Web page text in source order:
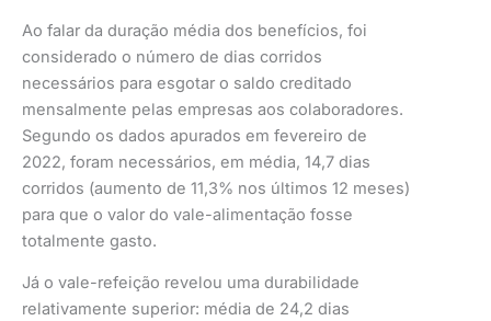
Ao falar da duração média dos benefícios, foi
considerado o número de dias corridos
necessários para esgotar o saldo creditado
mensalmente pelas empresas aos colaboradores.
Segundo os dados apurados em fevereiro de
2022, foram necessários, em média, 14,7 dias
corridos (aumento de 11,3% nos últimos 12 meses)
para que o valor do vale-alimentação fosse
totalmente gasto.
Já o vale-refeição revelou uma durabilidade
relativamente superior: média de 24,2 dias